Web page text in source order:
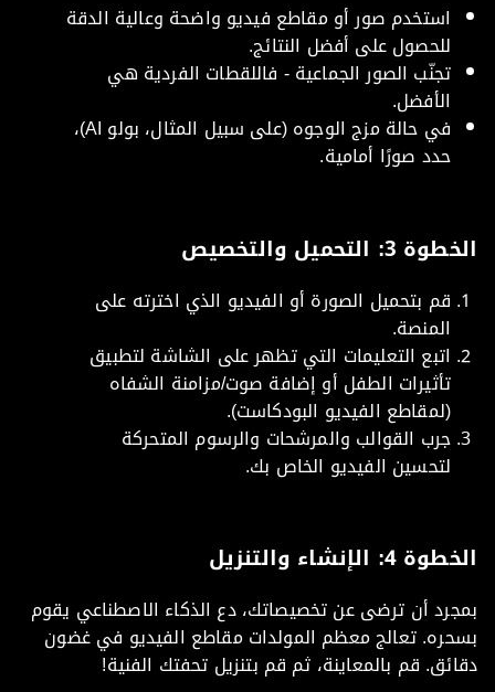
استخدم صور أو مقاطع فيديو واضحة وعالية الدقة
للحصول على أفضل النتائج.
تجنّب الصور الجماعية - فاللقطات الفردية هي
الأفضل.
في حالة مزج الوجوه (على سبيل المثال، بولو AI)،
حدد صورًا أمامية.
التحميل والتخصيص
قم بتحميل الصورة أو الفيديو الذي اخترته على
المنصة.
اتبع التعليمات التي تظهر على الشاشة لتطبيق
تأثيرات الطفل أو إضافة صوت/مزامنة الشفاه
(لمقاطع الفيديو البودكاست).
جرب القوالب والمرشحات والرسوم المتحركة
لتحسين الفيديو الخاص بك.
الإنشاء والتنزيل
أن ترضى عن تخصيصاتك، دع الذكاء الاصطناعي يقوم
تعالج معظم المولدات مقاطع الفيديو في غضون
قم بالمعاينة، ثم قم بتنزيل تحفتك الفنية!